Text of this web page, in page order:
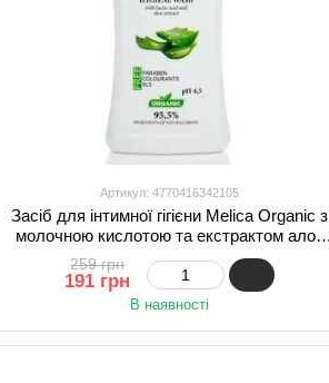
Артикул: 4770416342105
Засіб для інтимної гігієни Melica Organic з
молочною кислотою та екстрактом алое
300 мл (4770416342105)
259 грн
191 грн
В наявності